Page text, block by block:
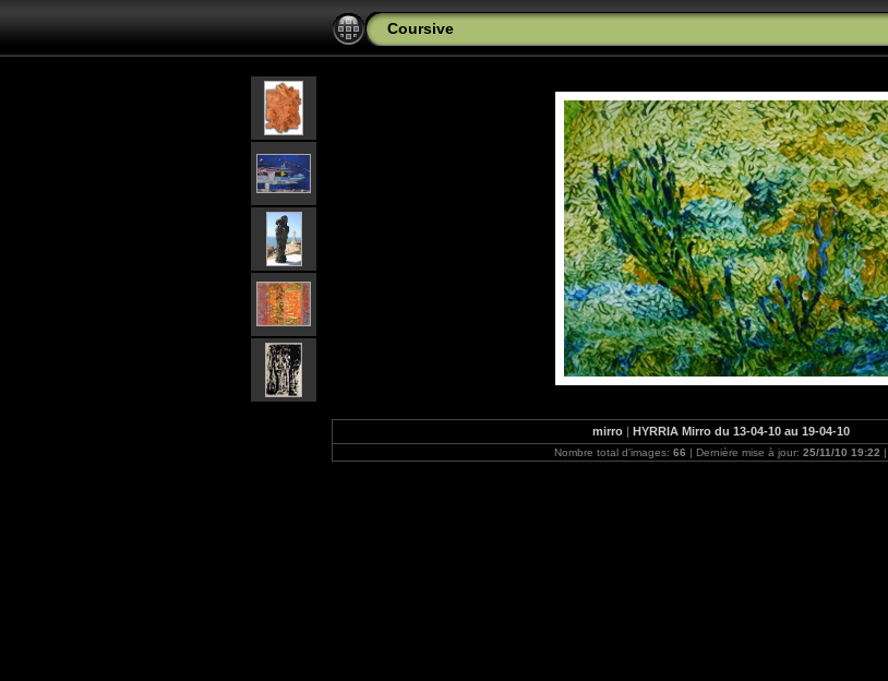
Coursive
mirro | HYRRIA Mirro du 13-04-10 au 19-04-10
Nombre total d'images: 66 | Dernière mise à jour: 25/11/10 19:22 |